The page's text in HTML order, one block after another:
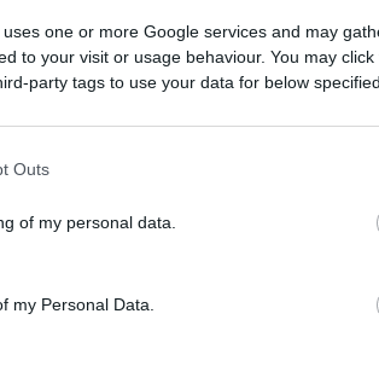
one or more Google services and may
to your visit or usage behaviour. You may
party tags to use your data for below
Outs
of my personal data.
my Personal Data.
valahol a környéken.
az anyagiakat.
nem